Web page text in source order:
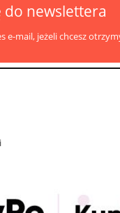
do newslettera
e-mail, jeżeli chcesz